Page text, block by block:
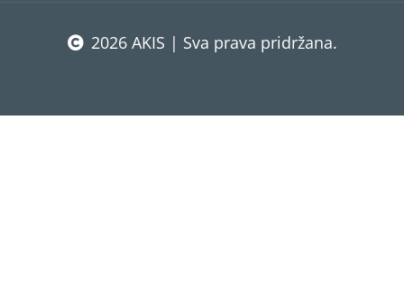
2026 AKIS | Sva prava pridržana.